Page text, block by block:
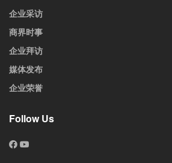
企业采访
商界时事
企业拜访
媒体发布
企业荣誉
Follow Us